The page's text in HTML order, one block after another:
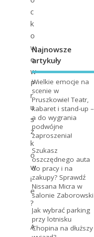
c
k
o
w
e
w
P
r
u
s
z
k
o
w
i
e
?
A
Najnowsze
artykuły
Wielkie emocje na
scenie w
Pruszkowie! Teatr,
kabaret i stand-up –
a do wygrania
podwójne
zaproszenia!
Szukasz
oszczędnego auta
do pracy i na
zakupy? Sprawdź
Nissana Micra w
salonie Zaborowski
Jak wybrać parking
przy lotnisku
Chopina na dłuższy